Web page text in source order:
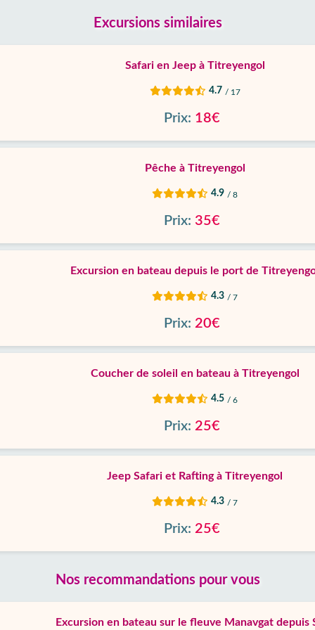
Excursions similaires
Safari en Jeep à Titreyengol
4.7 / 17
Prix: 18€
Pêche à Titreyengol
4.9 / 8
Prix: 35€
Excursion en bateau depuis le port de
4.3 / 7
Prix: 20€
Coucher de soleil en bateau à Titreyengol
4.5 / 6
Prix: 25€
Jeep Safari et Rafting à Titreyengol
4.3 / 7
Prix: 25€
Nos recommandations pour vous
Excursion en bateau sur le fleuve Manavgat depuis